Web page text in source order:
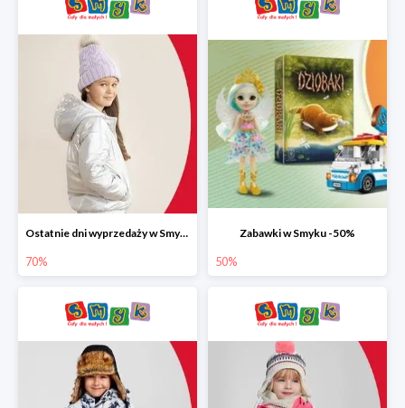
Ostatnie dni wyprzedaży w Smyku do -70%
70%
Zabawki w Smyku -50%
50%